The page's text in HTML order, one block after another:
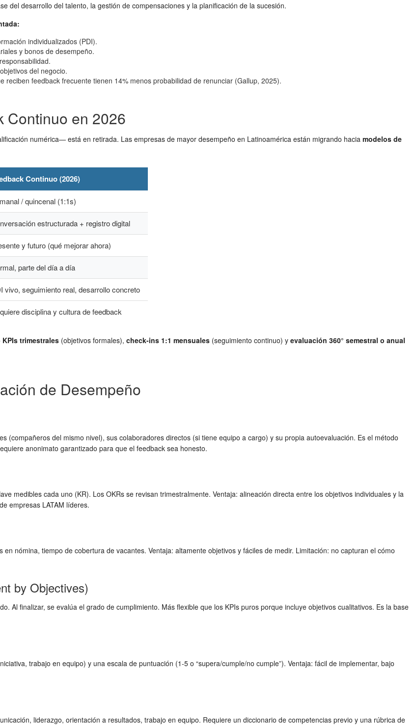
del desarrollo del talento, la gestión de compensaciones y la planificación de la sucesión.
individualizados (PDI).
y bonos de desempeño.
del negocio.
reciben feedback frecuente tienen 14% menos probabilidad de renunciar (Gallup, 2025).
Continuo en 2026
numérica— está en retirada. Las empresas de mayor desempeño en Latinoamérica están migrando hacia modelos de
Continuo (2026)
/ quincenal (1:1s)
estructurada + registro digital
y futuro (qué mejorar ahora)
parte del día a día
vivo, seguimiento real, desarrollo concreto
disciplina y cultura de feedback
KPIs trimestrales (objetivos formales), check-ins 1:1 mensuales (seguimiento continuo) y evaluación 360° semestral o anual
de Desempeño
(compañeros del mismo nivel), sus colaboradores directos (si tiene equipo a cargo) y su propia autoevaluación. Es el método
anonimato garantizado para que el feedback sea honesto.
medibles cada uno (KR). Los OKRs se revisan trimestralmente. Ventaja: alineación directa entre los objetivos individuales y la
empresas LATAM líderes.
nómina, tiempo de cobertura de vacantes. Ventaja: altamente objetivos y fáciles de medir. Limitación: no capturan el cómo
by Objectives)
Al finalizar, se evalúa el grado de cumplimiento. Más flexible que los KPIs puros porque incluye objetivos cualitativos. Es la base
trabajo en equipo) y una escala de puntuación (1-5 o “supera/cumple/no cumple”). Ventaja: fácil de implementar, bajo
liderazgo, orientación a resultados, trabajo en equipo. Requiere un diccionario de competencias previo y una rúbrica de